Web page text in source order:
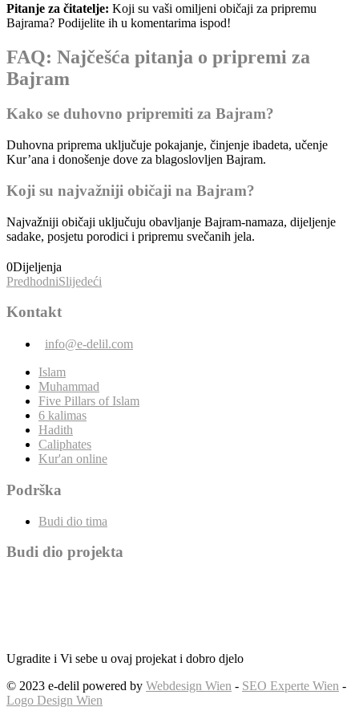
Pitanje za čitatelje: Koji su vaši omiljeni običaji za pripremu
Bajrama? Podijelite ih u komentarima ispod!
FAQ: Najčešća pitanja o pripremi za
Bajram
Kako se duhovno pripremiti za Bajram?
Duhovna priprema uključuje pokajanje, činjenje ibadeta, učenje
Kur’ana i donošenje dove za blagoslovljen Bajram.
Koji su najvažniji običaji na Bajram?
Najvažniji običaji uključuju obavljanje Bajram-namaza, dijeljenje
sadake, posjetu porodici i pripremu svečanih jela.
0Dijeljenja
PredhodniSlijedeći
Kontakt
info@e-delil.com
Islam
Muhammad
Five Pillars of Islam
6 kalimas
Hadith
Caliphates
Kur'an online
Podrška
Budi dio tima
Budi dio projekta
Ugradite i Vi sebe u ovaj projekat i dobro djelo
© 2023 e-delil powered by Webdesign Wien - SEO Experte Wien -
Logo Design Wien